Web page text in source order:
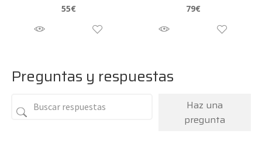
55€ 79€
Preguntas y respuestas
Haz una
pregunta